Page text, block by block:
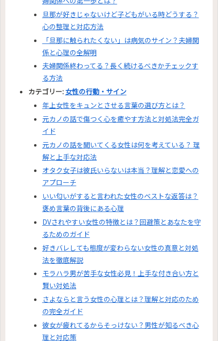
旦那が好きじゃないけど子どもがいる時どうする？
心の整理と対応方法
「旦那に触られたくない」は病気のサイン？夫婦関
係と心理の全解明
夫婦関係終わってる？長く続けるべきかチェックす
る方法
カテゴリー: 女性の行動・サイン
年上女性をキュンとさせる言葉の選び方とは？
元カノの話で傷つく心を癒やす方法と対処法完全ガ
イド
元カノの話を聞いてくる女性は何を考えている？ 理
解と上手な対応法
オタク女子は彼氏いらないは本当？理解と恋愛への
アプローチ
いい匂いがすると言われた女性のベストな返答は？
褒め言葉の背後にある心理
DVされやすい女性の特徴とは？回避策とあなたを守
るためのガイド
好きバレしても態度が変わらない女性の真意と対処
法を徹底解説
モラハラ男が苦手な女性必見！上手な付き合い方と
賢い対処法
さよならと言う女性の心理とは？理解と対応のため
の完全ガイド
彼女が疲れてるからそっけない？男性が知るべき心
理と対応策